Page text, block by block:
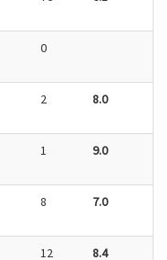
0
2 8.0
1 9.0
8 7.0
12 8.4